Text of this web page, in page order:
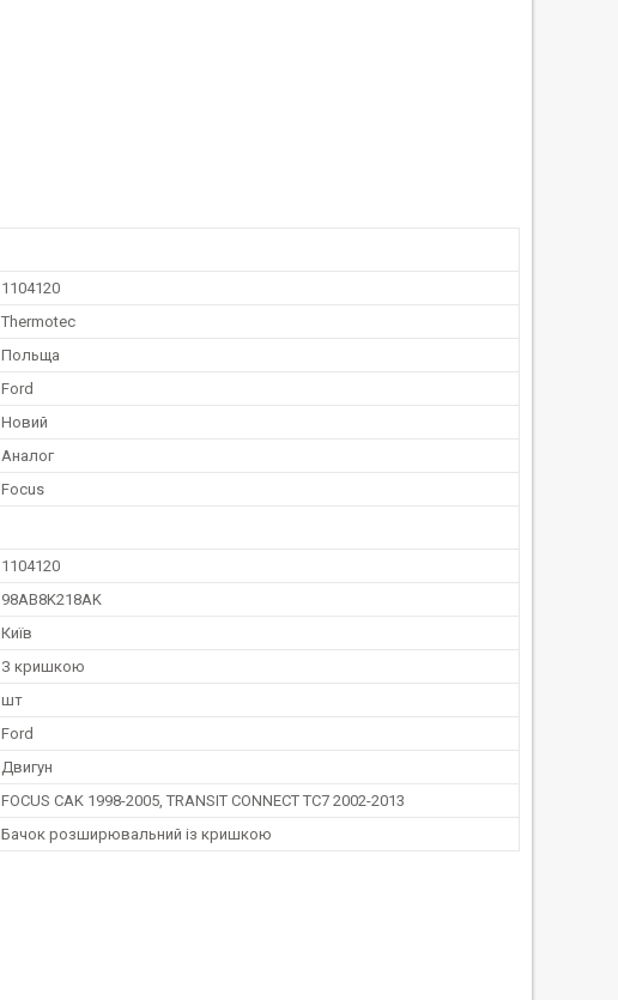
1104120
Thermotec
Польща
Ford
Новий
Аналог
Focus
1104120
98AB8K218AK
Київ
З кришкою
шт
Ford
Двигун
FOCUS CAK 1998-2005, TRANSIT CONNECT TC7 2002-2013
Бачок розширювальний із кришкою